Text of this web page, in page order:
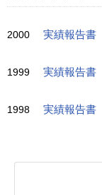
2000 実績報告書
1999 実績報告書
1998 実績報告書